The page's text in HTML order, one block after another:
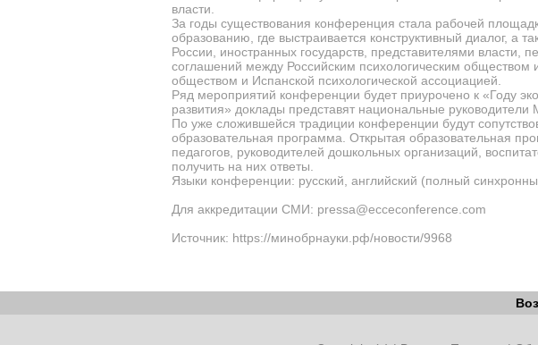
власти.
За годы существования конференция стала рабочей
образованию, где выстраивается конструктивный диалог,
России, иностранных государств, представителями власти,
соглашений между Российским психологическим обществом
обществом и Испанской психологической ассоциацией.
Ряд мероприятий конференции будет приурочено к «Году
развития» доклады представят национальные руководители
По уже сложившейся традиции конференции будут
образовательная программа. Открытая образовательная
педагогов, руководителей дошкольных организаций,
получить на них ответы.
Языки конференции: русский, английский (полный
Для аккредитации СМИ: pressa@ecceconference com
Источник: https://минобрнауки.рф/новости/9968